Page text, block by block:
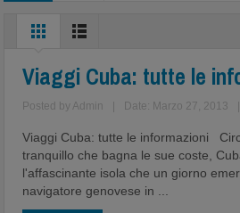
Viaggi Cuba: tutte le
Posted by Admin Date: Marzo 27, 2013
Viaggi Cuba: tutte le informazioni
tranquillo che bagna le sue coste,
l'affascinante isola che un giorno
navigatore genovese in ...